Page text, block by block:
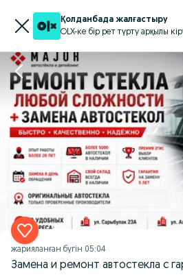
Қолданбада жалғастыру
OLX-ке бір рет түрту арқылы
жарияланған бүгін 05:04
Замена и ремонт автостекла с